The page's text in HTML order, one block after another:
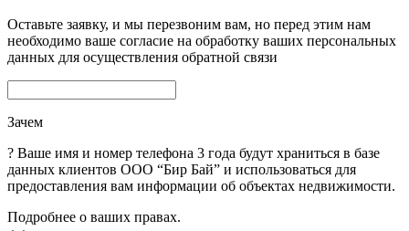
Оставьте заявку, и мы перезвоним вам, но перед этим нам
необходимо ваше согласие на обработку ваших персональных
данных для осуществления обратной связи
Зачем
? Ваше имя и номер телефона 3 года будут храниться в базе
данных клиентов ООО “Бир Бай” и использоваться для
предоставления вам информации об объектах недвижимости.
Подробнее о ваших правах.